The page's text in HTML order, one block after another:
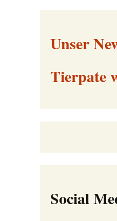
Unser
Tierpate
Social